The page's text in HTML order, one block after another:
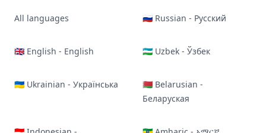
All languages 🇷🇺 Russian - Русский
🇬🇧 English - English 🇺🇿 Uzbek - Ўзбек
🇺🇦 Ukrainian - Українська
🇧🇾 Belarusian -
Беларуская